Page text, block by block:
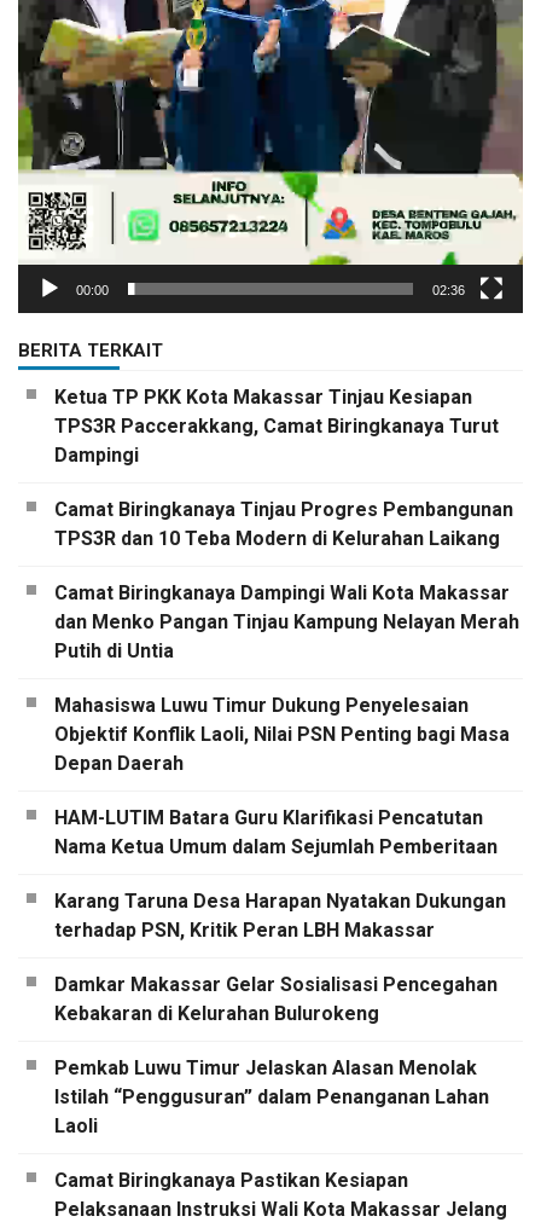
00:00 02:36
BERITA TERKAIT
Ketua TP PKK Kota Makassar Tinjau Kesiapan
TPS3R Paccerakkang, Camat Biringkanaya Turut
Dampingi
Camat Biringkanaya Tinjau Progres Pembangunan
TPS3R dan 10 Teba Modern di Kelurahan Laikang
Camat Biringkanaya Dampingi Wali Kota Makassar
dan Menko Pangan Tinjau Kampung Nelayan Merah
Putih di Untia
Mahasiswa Luwu Timur Dukung Penyelesaian
Objektif Konflik Laoli, Nilai PSN Penting bagi Masa
Depan Daerah
HAM-LUTIM Batara Guru Klarifikasi Pencatutan
Nama Ketua Umum dalam Sejumlah Pemberitaan
Karang Taruna Desa Harapan Nyatakan Dukungan
terhadap PSN, Kritik Peran LBH Makassar
Damkar Makassar Gelar Sosialisasi Pencegahan
Kebakaran di Kelurahan Bulurokeng
Pemkab Luwu Timur Jelaskan Alasan Menolak
Istilah “Penggusuran” dalam Penanganan Lahan
Laoli
Camat Biringkanaya Pastikan Kesiapan
Pelaksanaan Instruksi Wali Kota Makassar Jelang